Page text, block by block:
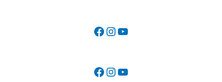
Facebook
Instagram
YouTube
Facebook
Instagram
YouTube